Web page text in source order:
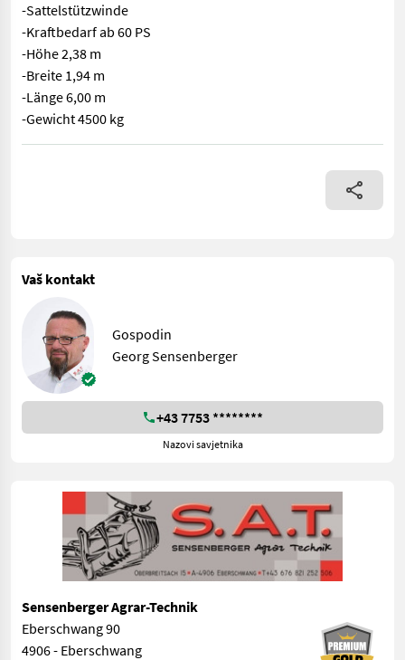
-Sattelstützwinde
-Kraftbedarf ab 60 PS
-Höhe 2,38 m
-Breite 1,94 m
-Länge 6,00 m
-Gewicht 4500 kg
Futtermischwagen Euromilk Puma 11 -Volumen 11 m³ -10-
Vaš kontakt
Gospodin
Georg Sensenberger
+43 7753 ********
Nazovi savjetnika
Sensenberger Agrar-Technik
Eberschwang 90
4906 - Eberschwang